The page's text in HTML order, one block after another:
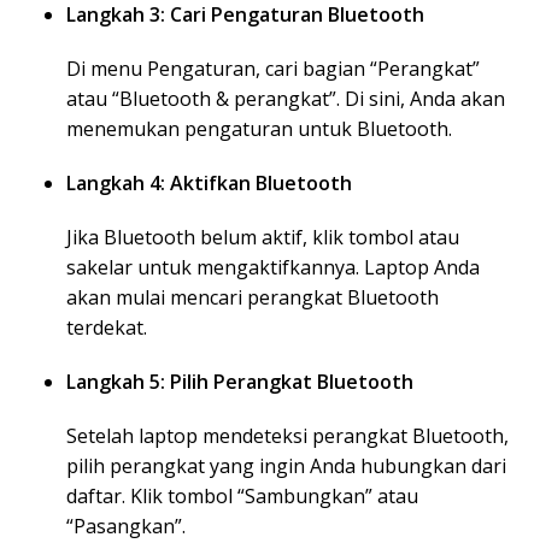
Langkah 3: Cari Pengaturan Bluetooth
Di menu Pengaturan, cari bagian “Perangkat”
atau “Bluetooth & perangkat”. Di sini, Anda akan
menemukan pengaturan untuk Bluetooth.
Langkah 4: Aktifkan Bluetooth
Jika Bluetooth belum aktif, klik tombol atau
sakelar untuk mengaktifkannya. Laptop Anda
akan mulai mencari perangkat Bluetooth
terdekat.
Langkah 5: Pilih Perangkat Bluetooth
Setelah laptop mendeteksi perangkat Bluetooth,
pilih perangkat yang ingin Anda hubungkan dari
daftar. Klik tombol “Sambungkan” atau
“Pasangkan”.